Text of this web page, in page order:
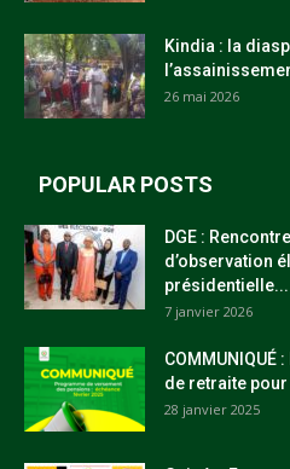
Kindia : la
26 mai 2026
POPULAR POSTS
DGE :
d’observation
présidentielle...
7 janvier 2026
de retraite pour
28 janvier 2025